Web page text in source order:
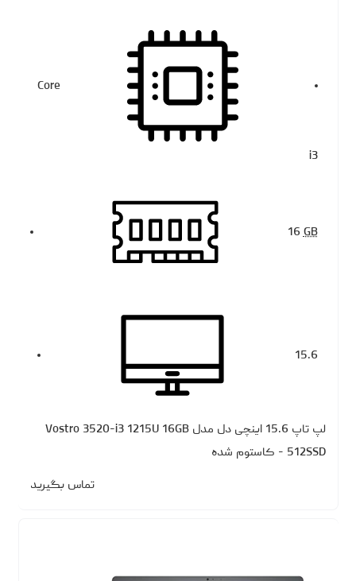
Core
i3
16GB
15.6
لپ تاپ 15.6 اینچی دل مدل Vostro 3520-i3 1215U 16GB
512SSD - کاستوم شده
تماس بگیرید